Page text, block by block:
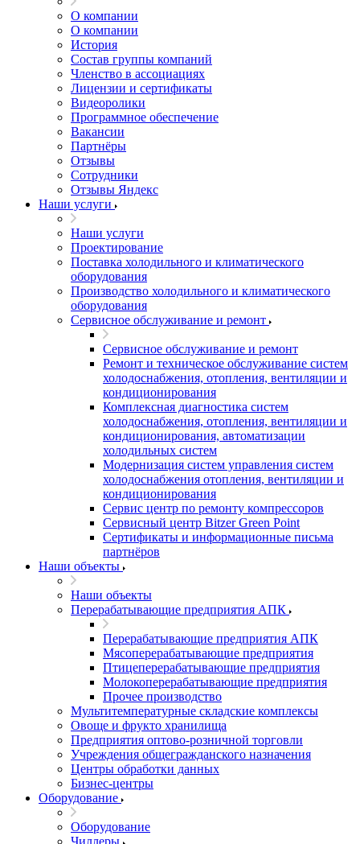
О компании
О компании
История
Состав группы компаний
Членство в ассоциациях
Лицензии и сертификаты
Видеоролики
Программное обеспечение
Вакансии
Партнёры
Отзывы
Сотрудники
Отзывы Яндекс
Наши услуги
Наши услуги
Проектирование
Поставка холодильного и климатического
оборудования
Производство холодильного и климатического
оборудования
Сервисное обслуживание и ремонт
Сервисное обслуживание и ремонт
Ремонт и техническое обслуживание систем
холодоснабжения, отопления, вентиляции и
кондиционирования
Комплексная диагностика систем
холодоснабжения, отопления, вентиляции и
кондиционирования, автоматизации
холодильных систем
Модернизация систем управления систем
холодоснабжения отопления, вентиляции и
кондиционирования
Сервис центр по ремонту компрессоров
Сервисный центр Bitzer Green Point
Сертификаты и информационные письма
партнёров
Наши объекты
Наши объекты
Перерабатывающие предприятия АПК
Перерабатывающие предприятия АПК
Мясоперерабатывающие предприятия
Птицеперерабатывающие предприятия
Молокоперерабатывающие предприятия
Прочее производство
Мультитемпературные складские комплексы
Овоще и фрукто хранилища
Предприятия оптово-розничной торговли
Учреждения общегражданского назначения
Центры обработки данных
Бизнес-центры
Оборудование
Оборудование
Чиллеры